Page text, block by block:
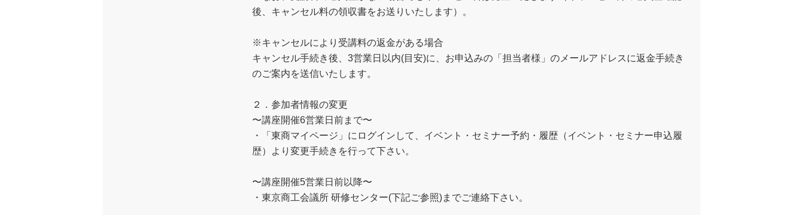
後、キャンセル料の領収書をお送りいたします）。
※キャンセルにより受講料の返金がある場合
キャンセル手続き後、3営業日以内(目安)に、お申込みの「担当者様」のメールアドレスに返金手続き
のご案内を送信いたします。
２．参加者情報の変更
〜講座開催6営業日前まで〜
・「東商マイページ」にログインして、イベント・セミナー予約・履歴（イベント・セミナー申込履
歴）より変更手続きを行って下さい。
〜講座開催5営業日前以降〜
・東京商工会議所 研修センター(下記ご参照)までご連絡下さい。